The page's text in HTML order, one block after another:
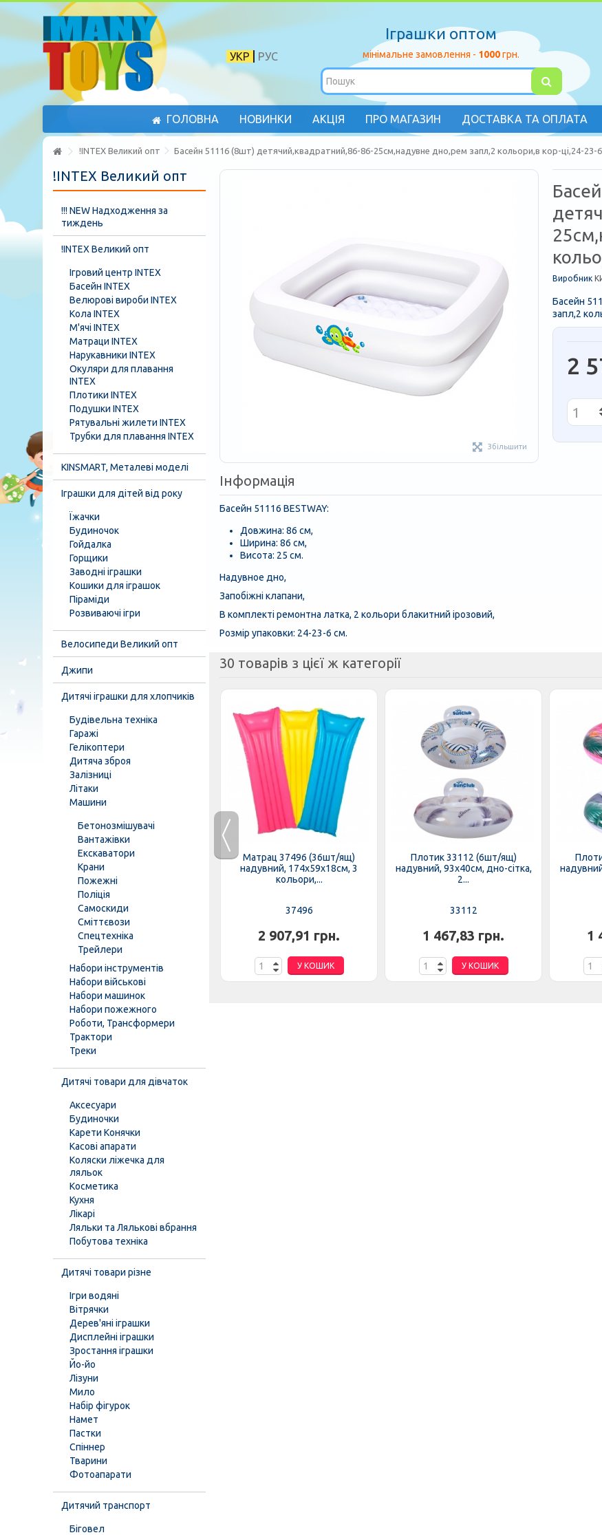
РУС
УКР
Іграшки оптом
мінімальне замовлення - 1000грн.
ГОЛОВНА НОВИНКИ АКЦІЯ ПРО МАГАЗИН ДОСТАВКА ТА ОПЛАТА
!INTEX Великий опт Басейн 51116 (8шт) детячий,квадратний,86-86-25см,надувне дно,рем запл,2 кольори,в кор-цi,24-23-
Збільшити
Виробник
Басейн
запл,2
2
Інформація
Басейн 51116 BESTWAY:
Довжина: 86 см,
Ширина: 86 см,
Висота: 25 см.
Надувное дно,
Запобіжні клапани,
В комплекті ремонтна латка, 2 кольори блакитний ірозовий,
Розмір упаковки: 24-23-6 см.
30 товарів з цієї ж категорії
Круг 35106 (24шт/ящ) INTEX,
надувний, Метелики, 90см, 9+
35106
2 874,69 грн.
У КОШИК
Матрац 37496 (36шт/ящ)
надувний, 174х59х18см, 3
кольори,...
37496
2 907,91 грн.
У КОШИК
Плотик 33112 (6шт/ящ)
надувний, 93х40см, дно-сітка,
2...
33112
1 467,83 грн.
У КОШИК
1
!INTEX Великий опт
!!! NEW Надходження за
тиждень
!INTEX Великий опт
Ігровий центр INTEX
Басейн INTEX
Велюрові вироби INTEX
Кола INTEX
М'ячі INTEX
Матраци INTEX
Нарукавники INTEX
Окуляри для плавання
INTEX
Плотики INTEX
Подушки INTEX
Рятувальні жилети INTEX
Трубки для плавання INTEX
KINSMART, Металеві моделі
Іграшки для дітей від року
Їжачки
Будиночок
Гойдалка
Горщики
Заводні іграшки
Кошики для іграшок
Піраміди
Розвиваючі ігри
Велосипеди Великий опт
Джипи
Дитячі іграшки для хлопчиків
Будівельна техніка
Гаражі
Гелікоптери
Дитяча зброя
Залізниці
Літаки
Машини
Бетонозмішувачі
Вантажівки
Екскаватори
Крани
Пожежні
Поліція
Самоскиди
Сміттєвози
Спецтехніка
Трейлери
Набори інструментів
Набори військові
Набори машинок
Набори пожежного
Роботи, Трансформери
Трактори
Треки
Дитячі товари для дівчаток
Аксесуари
Будиночки
Карети Конячки
Касові апарати
Коляски ліжечка для
ляльок
Косметика
Кухня
Лікарі
Ляльки та Лялькові вбрання
Побутова техніка
Дитячі товари різне
Ігри водяні
Вітрячки
Дерев'яні іграшки
Дисплейні іграшки
Зростання іграшки
Йо-йо
Лізуни
Мило
Набір фігурок
Намет
Пастки
Спіннер
Тварини
Фотоапарати
Дитячий транспорт
Біговел